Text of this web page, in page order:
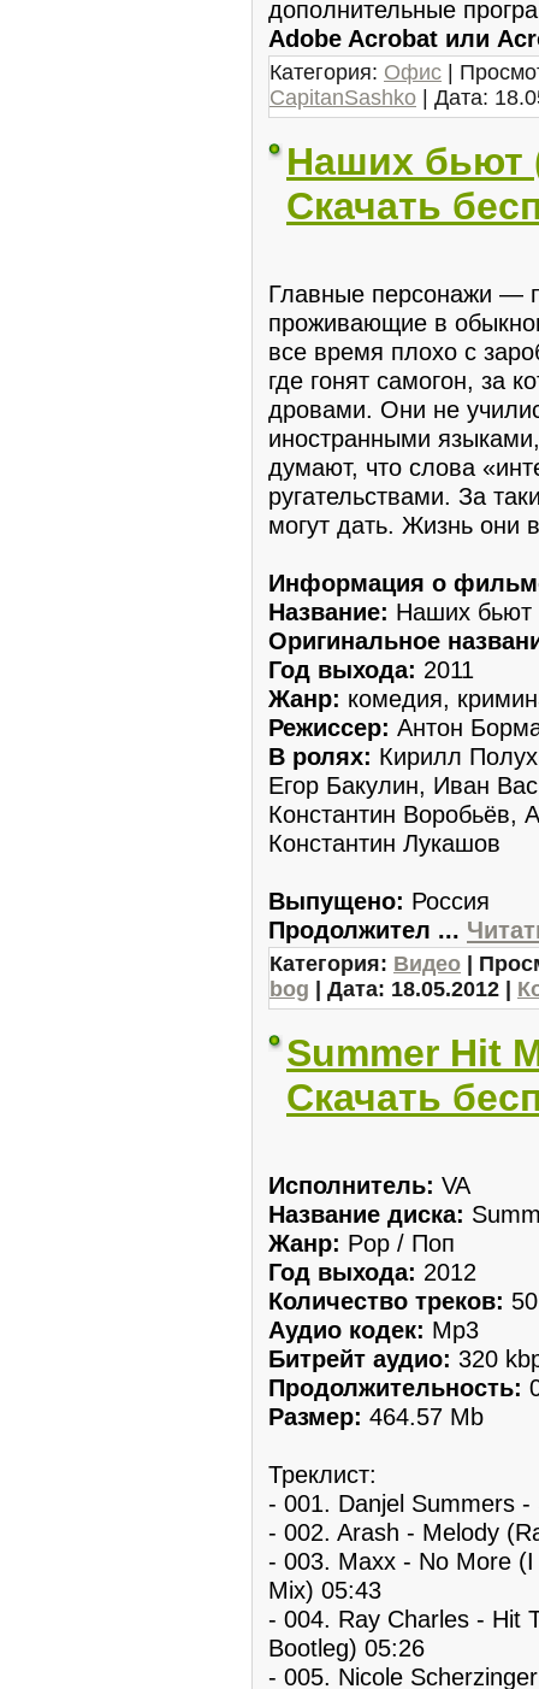
дополнительные
Adobe Acrobat или
Категория: Офис |
CapitanSashko | Дата:
Наших бьют
Скачать
Главные персонажи —
проживающие в
все время плохо с
где гонят самогон, за
дровами. Они не
иностранными
думают, что слова
ругательствами. За
могут дать. Жизнь они
Информация о
Название: Наших бьют
Оригинальное
Год выхода: 2011
Жанр: комедия,
Режиссер: Антон
В ролях: Кирилл
Егор Бакулин, Иван
Константин Воробьёв,
Константин Лукашов
Выпущено: Россия
Продолжител ...
Категория: Видео |
bog | Дата: 18.05.2012 |
Summer Hit
Скачать
Исполнитель: VA
Название диска:
Жанр: Pop / Поп
Год выхода: 2012
Количество треков: 50
Аудио кодек: Mp3
Битрейт аудио: 320
Продолжительность:
Размер: 464.57 Mb
Треклист:
- 001. Danjel Summers
- 002. Arash - Melody
- 003. Maxx - No More
Mix) 05:43
- 004. Ray Charles - Hit
Bootleg) 05:26
- 005. Nicole